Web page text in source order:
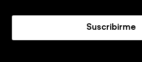
Suscribirme